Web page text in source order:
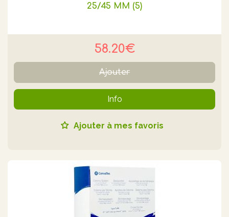
25/45 MM (5)
58.20€
Ajouter
Info
Ajouter à mes favoris